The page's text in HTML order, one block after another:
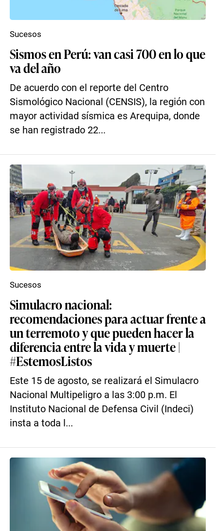
Sismos en Perú: van casi 700 en lo que
va del año
De acuerdo con el reporte del Centro
Sismológico Nacional (CENSIS), la región con
mayor actividad sísmica es Arequipa, donde
se han registrado 22...
Sucesos
Simulacro nacional:
recomendaciones para actuar frente a
un terremoto y que pueden hacer la
diferencia entre la vida y muerte |
#EstemosListos
Este 15 de agosto, se realizará el Simulacro
Nacional Multipeligro a las 3:00 p.m. El
Instituto Nacional de Defensa Civil (Indeci)
insta a toda l...
Sucesos